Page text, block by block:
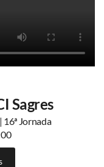
Sagres
16ª Jornada